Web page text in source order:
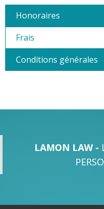
Honoraires
Frais
Conditions générales
LAMON LAW -